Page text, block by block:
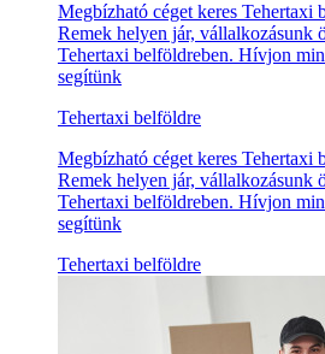
Megbízható céget keres Tehertaxi
Remek helyen jár, vállalkozásunk
Tehertaxi belföldreben. Hívjon
segítünk
Tehertaxi belföldre
Megbízható céget keres Tehertaxi
Remek helyen jár, vállalkozásunk
Tehertaxi belföldreben. Hívjon
segítünk
Tehertaxi belföldre